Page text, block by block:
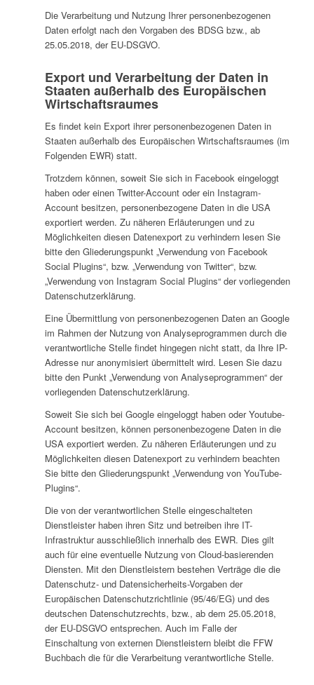
Die Verarbeitung und Nutzung Ihrer personenbezogenen
Daten erfolgt nach den Vorgaben des BDSG bzw., ab
25.05.2018, der EU-DSGVO.
Export und Verarbeitung der Daten in
Staaten außerhalb des Europäischen
Wirtschaftsraumes
Es findet kein Export ihrer personenbezogenen Daten in
Staaten außerhalb des Europäischen Wirtschaftsraumes (im
Folgenden EWR) statt.
Trotzdem können, soweit Sie sich in Facebook eingeloggt
haben oder einen Twitter-Account oder ein Instagram-
Account besitzen, personenbezogene Daten in die USA
exportiert werden. Zu näheren Erläuterungen und zu
Möglichkeiten diesen Datenexport zu verhindern lesen Sie
bitte den Gliederungspunkt „Verwendung von Facebook
Social Plugins“, bzw. „Verwendung von Twitter“, bzw.
„Verwendung von Instagram Social Plugins“ der vorliegenden
Datenschutzerklärung.
Eine Übermittlung von personenbezogenen Daten an Google
im Rahmen der Nutzung von Analyseprogrammen durch die
verantwortliche Stelle findet hingegen nicht statt, da Ihre IP-
Adresse nur anonymisiert übermittelt wird. Lesen Sie dazu
bitte den Punkt „Verwendung von Analyseprogrammen“ der
vorliegenden Datenschutzerklärung.
Soweit Sie sich bei Google eingeloggt haben oder Youtube-
Account besitzen, können personenbezogene Daten in die
USA exportiert werden. Zu näheren Erläuterungen und zu
Möglichkeiten diesen Datenexport zu verhindern beachten
Sie bitte den Gliederungspunkt „Verwendung von YouTube-
Plugins“.
Die von der verantwortlichen Stelle eingeschalteten
Dienstleister haben ihren Sitz und betreiben ihre IT-
Infrastruktur ausschließlich innerhalb des EWR. Dies gilt
auch für eine eventuelle Nutzung von Cloud-basierenden
Diensten. Mit den Dienstleistern bestehen Verträge die die
Datenschutz- und Datensicherheits-Vorgaben der
Europäischen Datenschutzrichtlinie (95/46/EG) und des
deutschen Datenschutzrechts, bzw., ab dem 25.05.2018,
der EU-DSGVO entsprechen. Auch im Falle der
Einschaltung von externen Dienstleistern bleibt die FFW
Buchbach die für die Verarbeitung verantwortliche Stelle.